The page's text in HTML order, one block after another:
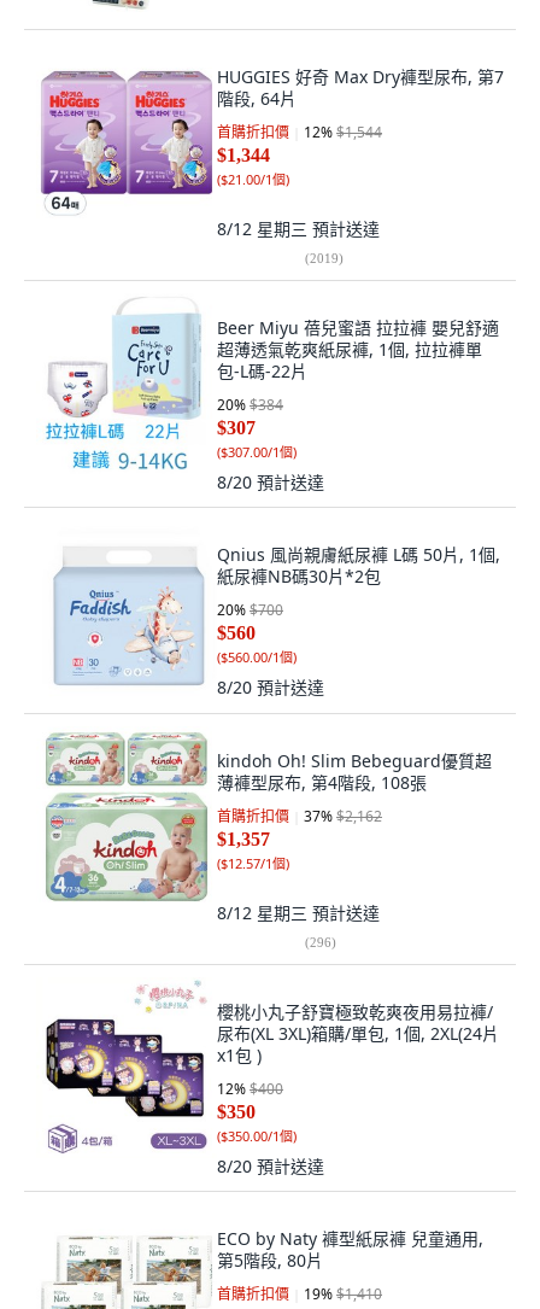
HUGGIES 好奇 Max Dry褲型尿布, 第7
階段, 64片
首購折扣價 12%$1,544
$1,344
($21.00/1個)
8/12 星期三 預計送達
(2019)
Beer Miyu 蓓兒蜜語 拉拉褲 嬰兒舒適
超薄透氣乾爽紙尿褲, 1個, 拉拉褲單
包-L碼-22片
20%$384
$307
($307.00/1個)
8/20 預計送達
Qnius 風尚親膚紙尿褲 L碼 50片, 1個,
紙尿褲NB碼30片*2包
20%$700
$560
($560.00/1個)
8/20 預計送達
kindoh Oh! Slim Bebeguard優質超
薄褲型尿布, 第4階段, 108張
首購折扣價 37%$2,162
$1,357
($12.57/1個)
8/12 星期三 預計送達
(296)
櫻桃小丸子舒寶極致乾爽夜用易拉褲/
尿布(XL 3XL)箱購/單包, 1個, 2XL(24片
x1包 )
12%$400
$350
($350.00/1個)
8/20 預計送達
ECO by Naty 褲型紙尿褲 兒童通用,
第5階段, 80片
首購折扣價 19%$1,410